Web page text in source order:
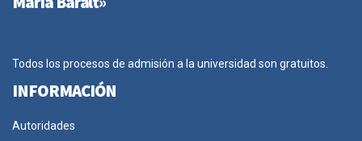
Todos los procesos de admisión a la universidad son gratuitos.
INFORMACIÓN
Autoridades